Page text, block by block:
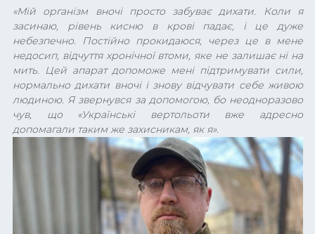
«Мій організм вночі просто забуває дихати. Коли я
засинаю, рівень кисню в крові падає, і це дуже
небезпечно. Постійно прокидаюся, через це в мене
недосип, відчуття хронічної втоми, яке не залишає ні на
мить. Цей апарат допоможе мені підтримувати сили,
нормально дихати вночі і знову відчувати себе живою
людиною. Я звернувся за допомогою, бо неодноразово
чув, що «Українські вертольоти вже адресно
допомагали таким же захисникам, як я».